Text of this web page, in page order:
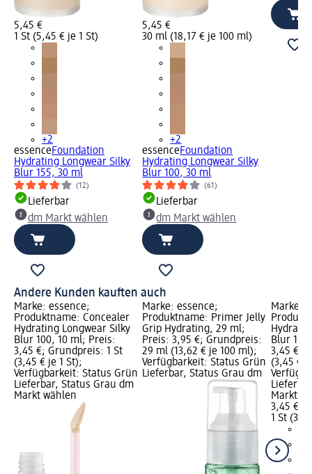
5,45 €
1 St (5,45 € je 1 St)
+2
essenceFoundation
Hydrating Longwear Silky
Blur 155, 30 ml
(12)
Lieferbar
dm Markt wählen
5,45 €
30 ml (18,17 € je 100 ml)
+2
essenceFoundation
Hydrating Longwear Silky
Blur 100, 30 ml
(61)
Lieferbar
dm Markt wählen
Andere Kunden kauften auch
Marke: essence;
Produktname: Concealer
Hydrating Longwear Silky
Blur 100, 10 ml; Preis:
3,45 €; Grundpreis: 1 St
(3,45 € je 1 St);
Verfügbarkeit: Status Grün
Lieferbar, Status Grau dm
Markt wählen
Marke: essence;
Produktname: Primer Jelly
Grip Hydrating, 29 ml;
Preis: 3,95 €; Grundpreis:
29 ml (13,62 € je 100 ml);
Verfügbarkeit: Status Grün
Lieferbar, Status Grau dm
Marke:
Blur
3,45 €;
(3,45 €
Markt
3,45 €
1 St